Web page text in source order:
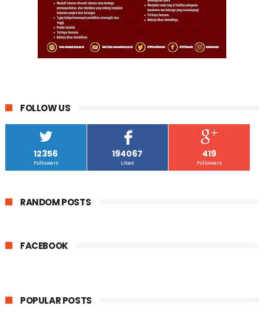
FOLLOW US
12356
Followers
194067
Likes
419
Followers
RANDOM POSTS
FACEBOOK
POPULAR POSTS